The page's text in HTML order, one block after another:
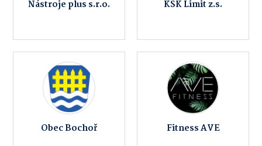
Nástroje plus s.r.o. KSK Limit z.s.
Obec Bochoř Fitness AVE